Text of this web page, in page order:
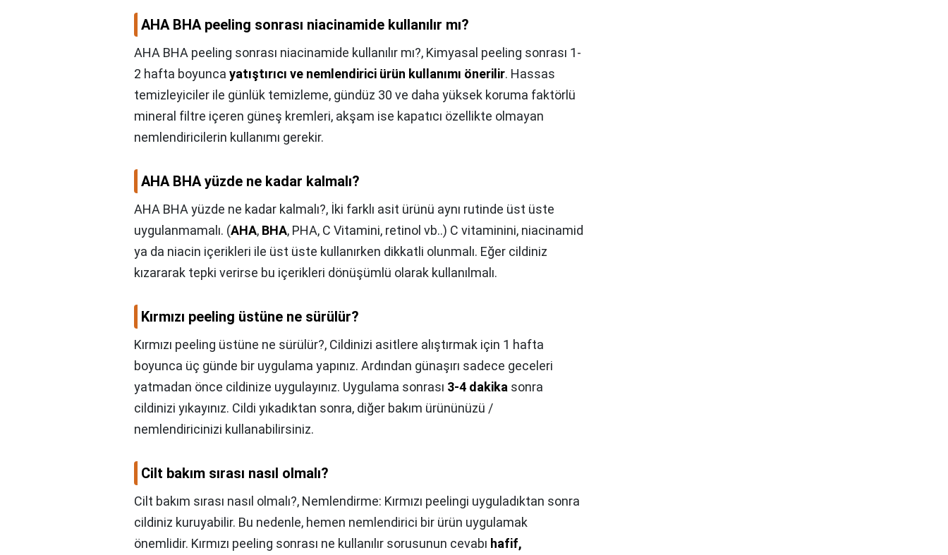
AHA BHA peeling sonrası niacinamide kullanılır mı?
AHA BHA peeling sonrası niacinamide kullanılır mı?, Kimyasal peeling sonrası 1-
2 hafta boyunca yatıştırıcı ve nemlendirici ürün kullanımı önerilir. Hassas
temizleyiciler ile günlük temizleme, gündüz 30 ve daha yüksek koruma faktörlü
mineral filtre içeren güneş kremleri, akşam ise kapatıcı özellikte olmayan
nemlendiricilerin kullanımı gerekir.
AHA BHA yüzde ne kadar kalmalı?
AHA BHA yüzde ne kadar kalmalı?, İki farklı asit ürünü aynı rutinde üst üste
uygulanmamalı. (AHA, BHA, PHA, C Vitamini, retinol vb..) C vitaminini, niacinamid
ya da niacin içerikleri ile üst üste kullanırken dikkatli olunmalı. Eğer cildiniz
kızararak tepki verirse bu içerikleri dönüşümlü olarak kullanılmalı.
Kırmızı peeling üstüne ne sürülür?
Kırmızı peeling üstüne ne sürülür?, Cildinizi asitlere alıştırmak için 1 hafta
boyunca üç günde bir uygulama yapınız. Ardından günaşırı sadece geceleri
yatmadan önce cildinize uygulayınız. Uygulama sonrası 3-4 dakika sonra
cildinizi yıkayınız. Cildi yıkadıktan sonra, diğer bakım ürününüzü /
nemlendiricinizi kullanabilirsiniz.
Cilt bakım sırası nasıl olmalı?
Cilt bakım sırası nasıl olmalı?, Nemlendirme: Kırmızı peelingi uyguladıktan sonra
cildiniz kuruyabilir. Bu nedenle, hemen nemlendirici bir ürün uygulamak
önemlidir. Kırmızı peeling sonrası ne kullanılır sorusunun cevabı hafif,